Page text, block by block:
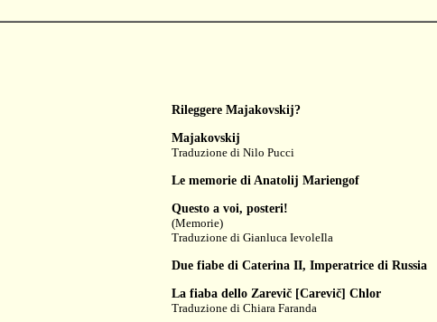
Rileggere Majakovskij?
Majakovskij
Traduzione di Nilo Pucci
Le memorie di Anatolij Mariengof
Questo a voi, posteri!
(Memorie)
Traduzione di Gianluca IevoleIla
Due fiabe di Caterina II, Imperatrice di Russia
La fiaba dello Zarevič [Carevič] Chlor
Traduzione di Chiara Faranda